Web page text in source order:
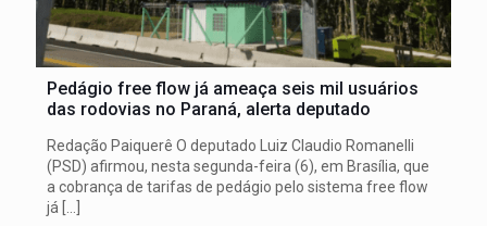
Pedágio free flow já ameaça seis mil usuários
das rodovias no Paraná, alerta deputado
Redação Paiquerê O deputado Luiz Claudio Romanelli
(PSD) afirmou, nesta segunda-feira (6), em Brasília, que
a cobrança de tarifas de pedágio pelo sistema free flow
já […]